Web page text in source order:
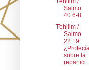
Salmo
40:6-8
Tehilim /
Salmo
22:19
sobre la